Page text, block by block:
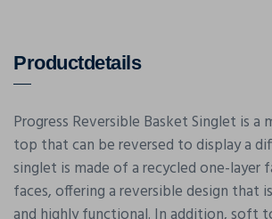
Productdetails
Progress Reversible Basket Singlet is a
top that can be reversed to display a
singlet is made of a recycled one-
faces, offering a reversible design that